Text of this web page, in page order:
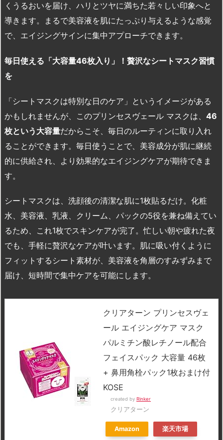
くうるおいを届け、ハリとツヤに満ちた若々しい印象へと
導きます。まるで美容液を肌にたっぷり与えるような感覚
で、エイジングサインに集中アプローチできます。
毎日使える「大容量46枚入り」！贅沢なシートマスク習慣
を
「シートマスクは特別な日のケア」というイメージがある
かもしれませんが、このプリンセスヴェール マスクは、 46
枚という大容量だからこそ、毎日のルーティンに取り入れ
ることができます。毎日使うことで、美容成分が肌に継続
的に供給され、より効果的なエイジングケアが期待できま
す。
シートマスクは、洗顔後の清潔な肌に1枚貼るだけ。化粧
水、美容液、乳液、クリーム、パックの5役を兼ね備えてい
るため、これ1枚でスキンケアが完了。忙しい朝や疲れた夜
でも、手軽に贅沢なケアが叶います。肌に吸い付くように
フィットするシート素材が、美容液を角層のすみずみまで
届け、短時間で集中ケアを可能にします。
クリアターン プリンセスヴェ
ール エイジングケア マスク
パルミチン酸レチノール配合
フェイスパック 大容量 46枚
+ 鼻用角栓パック1枚おまけ付
KOSE
created by Rinker
クリアターン
Amazon 楽天市場